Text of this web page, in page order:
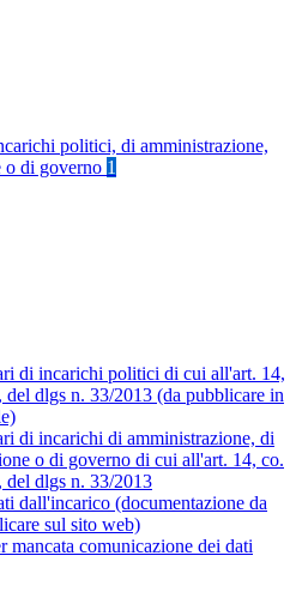
politici, di amministrazione,
o di governo 1
di incarichi politici di cui all'art. 14,
del dlgs n. 33/2013 (da pubblicare in
di incarichi di amministrazione, di
o di governo di cui all'art. 14, co.
del dlgs n. 33/2013
dall'incarico (documentazione da
sul sito web)
mancata comunicazione dei dati